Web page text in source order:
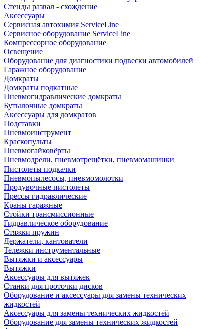
Стенды развал - схождение
Аксессуары
Сервисная автохимия ServiceLine
Сервисное оборудование ServiceLine
Компрессорное оборудование
Освещение
Оборудование для диагностики подвески автомобилей
Гаражное оборудование
Домкраты
Домкраты подкатные
Пневмогидравлические домкраты
Бутылочные домкраты
Аксессуары для домкратов
Подставки
Пневмоинструмент
Краскопульты
Пневмогайковёрты
Пневмодрели, пневмотрещётки, пневмомашинки
Пистолеты подкачки
Пневмопылесосы, пневмомолотки
Продувочные пистолеты
Прессы гидравлические
Краны гаражные
Стойки трансмиссионные
Гидравлическое оборудование
Стяжки пружин
Держатели, кантователи
Тележки инструментальные
Вытяжки и аксессуары
Вытяжки
Аксессуары для вытяжек
Станки для проточки дисков
Оборудование и аксессуары для замены технических
жидкостей
Аксессуары для замены технических жидкостей
Оборудование для замены технических жидкостей